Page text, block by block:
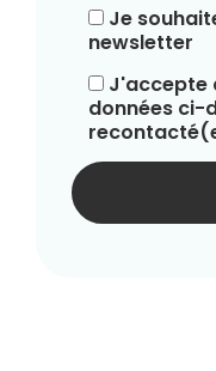
Je
newsletter
J'accepte
données ci-